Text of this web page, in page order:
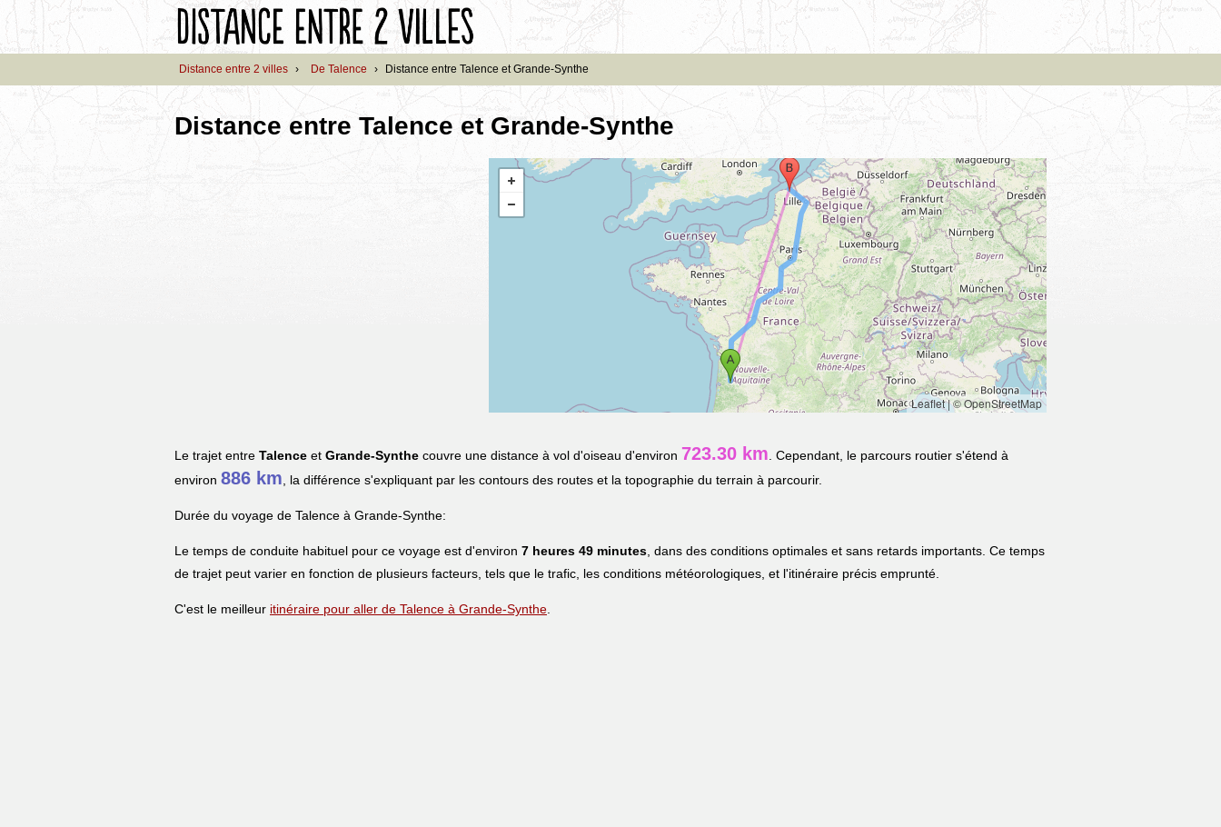
Distance entre 2 villes › De Talence › Distance entre Talence et Grande-Synthe
Distance entre Talence et Grande-Synthe
Leaflet|© OpenStreetMap
Le trajet entre Talence et Grande-Synthe couvre une distance à vol d'oiseau d'environ 723.30 km . Cependant, le parcours routier s'étend à
environ 886 km , la différence s'expliquant par les contours des routes et la topographie du terrain à parcourir.
Durée du voyage de Talence à Grande-Synthe:
Le temps de conduite habituel pour ce voyage est d'environ 7 heures 49 minutes , dans des conditions optimales et sans retards importants. Ce temps
de trajet peut varier en fonction de plusieurs facteurs, tels que le trafic, les conditions météorologiques, et l'itinéraire précis emprunté.
C'est le meilleur itinéraire pour aller de Talence à Grande-Synthe